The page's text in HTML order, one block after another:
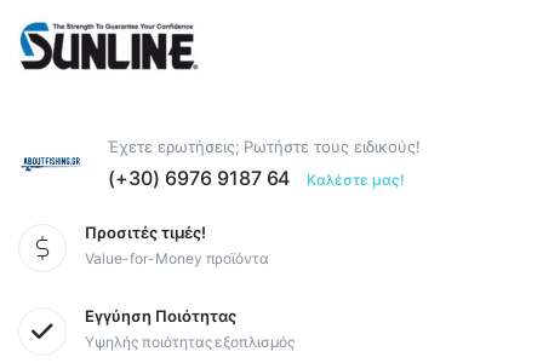
Έχετε ερωτήσεις; Ρωτήστε τους ειδικούς!
(+30) 6976 9187 64 Καλέστε μας!
Προσιτές τιμές!
Value-for-Money προϊόντα
Εγγύηση Ποιότητας
Υψηλής ποιότητας εξοπλισμός